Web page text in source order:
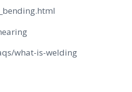
what-is-welding